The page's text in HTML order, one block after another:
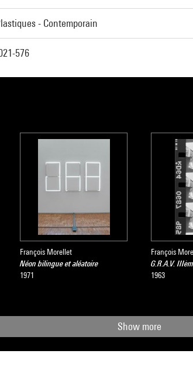
- Contemporain
576
François Morellet
Néon bilingue et aléatoire
1971
François
G.R.A.V.
1963
Show more